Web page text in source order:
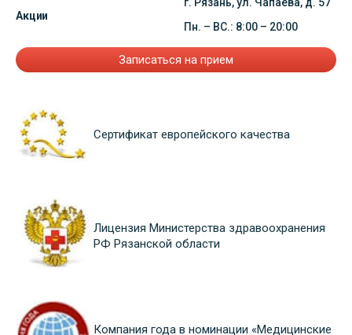
Акции
Пн. – ВС.: 8:00 – 20:00
Записаться на прием
Сертификат европейского качества
Лицензия Министерства здравоохранения
РФ Рязанской области
Компания года в номинации «Медицинские